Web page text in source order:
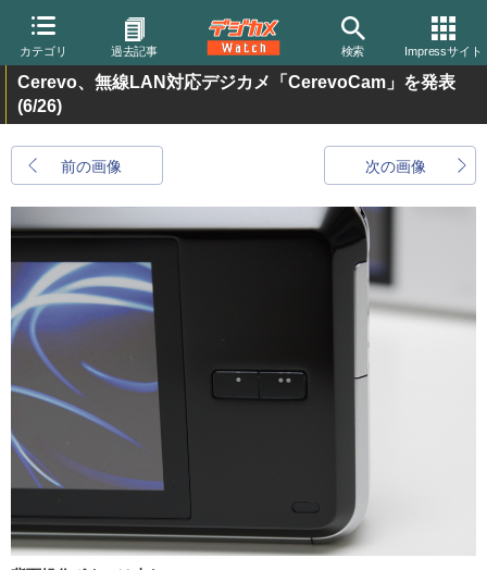
カテゴリ 過去記事 検索 Impressサイト
Cerevo、無線LAN対応デジカメ「CerevoCam」を発表
(6/26)
前の画像 次の画像